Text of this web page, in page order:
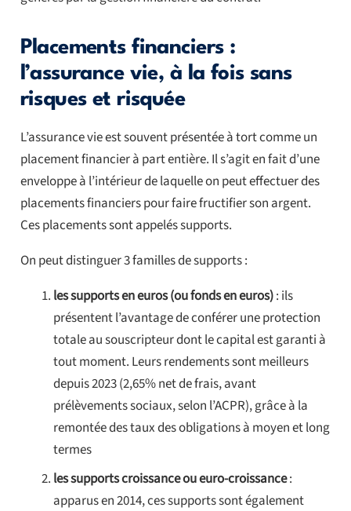
Placements financiers :
l’assurance vie, à la fois sans
risques et risquée
L’assurance vie est souvent présentée à tort comme un
placement financier à part entière. Il s’agit en fait d’une
enveloppe à l’intérieur de laquelle on peut effectuer des
placements financiers pour faire fructifier son argent.
Ces placements sont appelés supports.
On peut distinguer 3 familles de supports :
les supports en euros (ou fonds en euros): ils
présentent l’avantage de conférer une protection
totale au souscripteur dont le capital est garanti à
tout moment. Leurs rendements sont meilleurs
depuis 2023 (2,65% net de frais, avant
prélèvements sociaux, selon l’ACPR), grâce à la
remontée des taux des obligations à moyen et long
termes
les supports croissance ou euro-croissance:
apparus en 2014, ces supports sont également